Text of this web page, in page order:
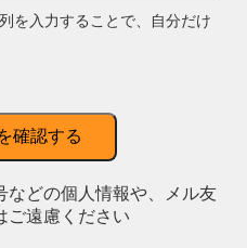
を入力することで、自分だけ
確認する
どの個人情報や、メル友
ご遠慮ください